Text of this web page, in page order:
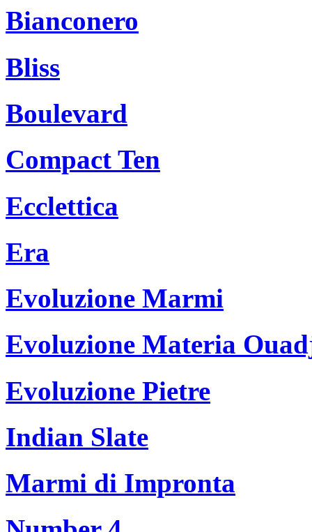
Bianconero
Bliss
Boulevard
Compact Ten
Ecclettica
Era
Evoluzione Marmi
Evoluzione Materia
Evoluzione Pietre
Indian Slate
Marmi di Impronta